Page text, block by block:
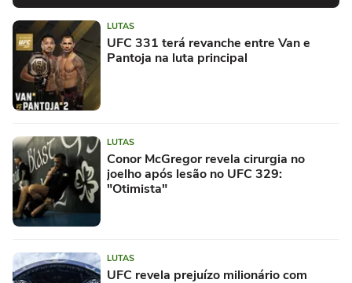
LUTAS
UFC 331 terá revanche entre Van e
Pantoja na luta principal
LUTAS
Conor McGregor revela cirurgia no
joelho após lesão no UFC 329:
"Otimista"
LUTAS
UFC revela prejuízo milionário com